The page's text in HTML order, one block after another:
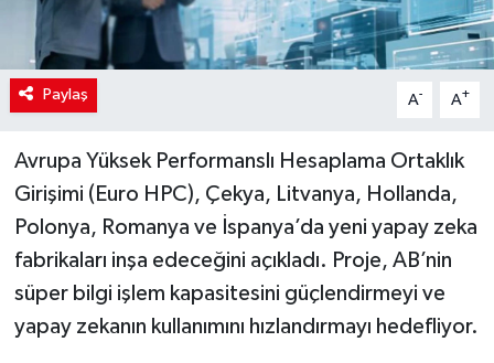
Paylaş A- A+
Avrupa Yüksek Performanslı Hesaplama Ortaklık
Girişimi (Euro HPC), Çekya, Litvanya, Hollanda,
Polonya, Romanya ve İspanya’da yeni yapay zeka
fabrikaları inşa edeceğini açıkladı. Proje, AB’nin
süper bilgi işlem kapasitesini güçlendirmeyi ve
yapay zekanın kullanımını hızlandırmayı hedefliyor.